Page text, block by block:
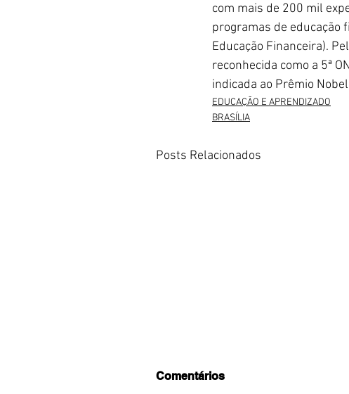
com mais de 200 mil
programas de educação
Educação Financeira).
reconhecida como a 5ª
indicada ao Prêmio
EDUCAÇÃO E APRENDIZADO
BRASÍLIA
Posts Relacionados
Comentários